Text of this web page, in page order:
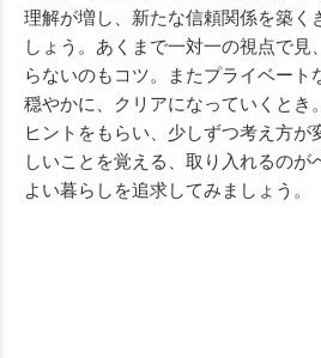
理解が増し、新たな信頼関係を築く
しょう。あくまで一対一の視点で見
らないのもコツ。またプライベート
穏やかに、クリアになっていくとき
ヒントをもらい、少しずつ考え方が
しいことを覚える、取り入れるのが
よい暮らしを追求してみましょう。